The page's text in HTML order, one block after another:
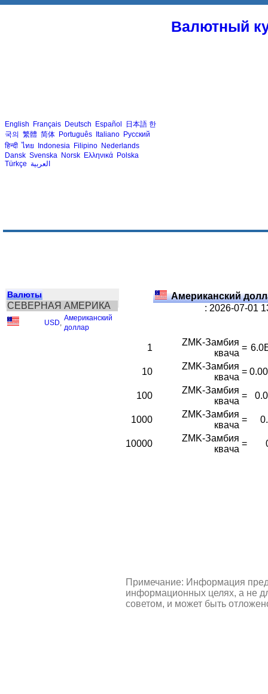
Валютный
English Français Deutsch Español 日本語 한
국의 繁體 简体 Português Italiano Русский
हिन्दी ไทย Indonesia Filipino Nederlands
Dansk Svenska Norsk Ελληνικά Polska
Türkçe العربية
Валюты
СЕВЕРНАЯ АМЕРИКА
USD
Американский
доллар
Американский
: 2026-07-01
1
ZMK-Замбия
квача
=
10
ZMK-Замбия
квача
=
100
ZMK-Замбия
квача
=
1000
ZMK-Замбия
квача
=
10000
ZMK-Замбия
квача
=
Примечание: Информация
информационных целях, а не
советом, и может быть